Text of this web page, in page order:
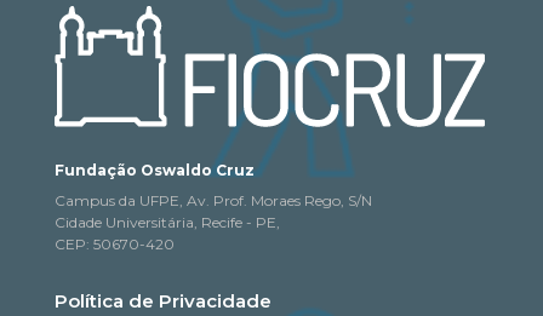
Fundação Oswaldo Cruz
Campus da UFPE, Av. Prof. Moraes Rego, S/N
Cidade Universitária, Recife - PE,
CEP: 50670-420
Política de Privacidade